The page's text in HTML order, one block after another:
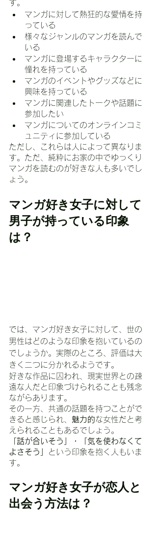
す。
マンガに対して熱狂的な愛情を持
っている
様々なジャンルのマンガを読んで
いる
マンガに登場するキャラクターに
憧れを持っている
マンガのイベントやグッズなどに
興味を持っている
マンガに関連したトークや話題に
参加したい
マンガについてのオンラインコミ
ュニティに参加している
ただし、これらは人によって異なりま
す。ただ、純粋にお家の中でゆっくり
マンガを読むのが好きな人も多いでし
ょう。
マンガ好き女子に対して
男子が持っている印象
は？
では、マンガ好き女子に対して、世の
男性はどのような印象を抱いているの
でしょうか。実際のところ、評価は大
きく二つに分かれるようです。
好きな作品に囚われ、現実世界との疎
遠な人だと印象づけられることも残念
ながらあります。
その一方、共通の話題を持つことがで
きると感じられ、 魅力的な女性だと考
えられることもあるでしょう。
「話が合いそう」・「気を使わなくて
よさそう」
という印象を抱く人もいま
す。
マンガ好き女子が恋人と
出会う方法は？